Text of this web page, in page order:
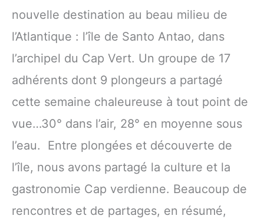
nouvelle destination au beau milieu de
l’Atlantique : l’île de Santo Antao, dans
l’archipel du Cap Vert. Un groupe de 17
adhérents dont 9 plongeurs a partagé
cette semaine chaleureuse à tout point de
vue…30° dans l’air, 28° en moyenne sous
l’eau. Entre plongées et découverte de
l’île, nous avons partagé la culture et la
gastronomie Cap verdienne. Beaucoup de
rencontres et de partages, en résumé,